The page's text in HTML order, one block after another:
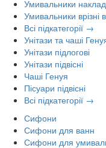
Умивальники
Умивальники врізні
Всі підкатегорії →
Унітази та чаші
Унітази підлогові
Унітази підвісні
Чаші Генуя
Пісуари підвісні
Всі підкатегорії →
Сифони
Сифони для ванн
Сифони для